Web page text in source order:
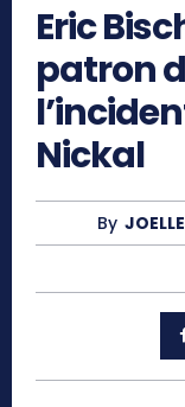
Eric
patron
Nickal
By